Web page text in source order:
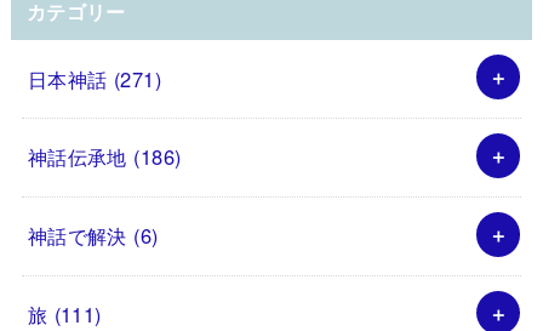
カテゴリー
日本神話 (271)
神話伝承地 (186)
神話で解決 (6)
旅 (111)